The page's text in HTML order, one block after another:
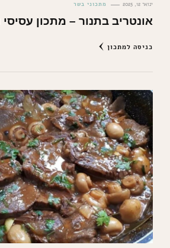
ינואר 12, 2025 מתכוני בשר
אונטריב בתנור – מתכון עסיסי
כניסה למתכון